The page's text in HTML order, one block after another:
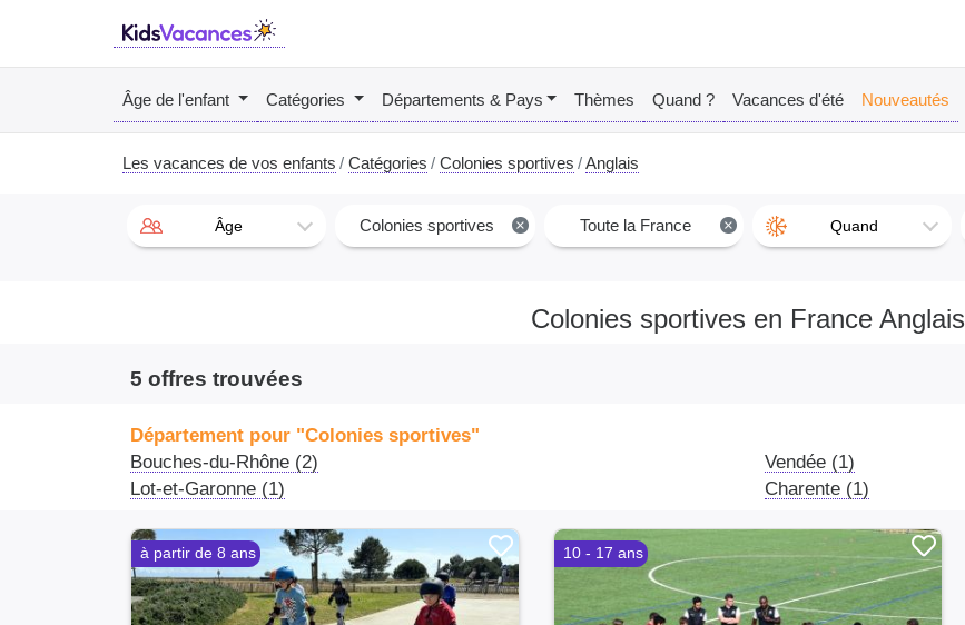
Âge de l'enfant Catégories Départements & Pays Thèmes Quand ? Vacances d'été Nouveautés
Les vacances de vos enfants Catégories Colonies sportives Anglais
Âge ×
Colonies sportives ×
Toute la France Quand
Colonies sportives en France Anglais
5 offres trouvées
Département pour "Colonies sportives"
Bouches-du-Rhône (2)
Vendée (1)
Lot-et-Garonne (1)
Charente (1)
à partir de 8 ans 10 - 17 ans